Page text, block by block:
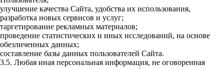
улучшение качества Сайта, удобства их использования,
разработка новых сервисов и услуг;
таргетирование рекламных материалов;
проведение статистических и иных исследований, на основе
обезличенных данных;
составление базы данных пользователей Сайта.
3.5. Любая иная персональная информация, не оговоренная